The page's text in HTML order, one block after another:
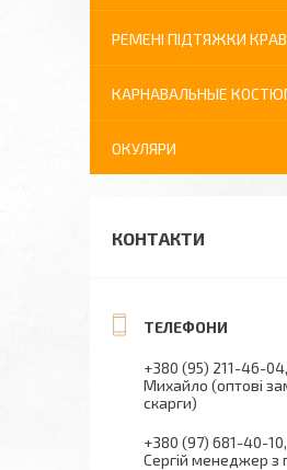
РЕМЕНІ ПІДТЯЖКИ
КАРНАВАЛЬНЫЕ
ОКУЛЯРИ
КОНТАКТИ
+380 (95) 211-46-04
Михайло (оптові
скарги)
+380 (97) 681-40-10
Сергій менеджер з